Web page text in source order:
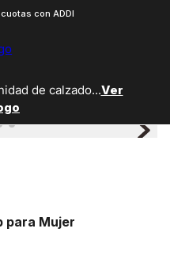
con ADDI
de calzado...Ver
para Mujer